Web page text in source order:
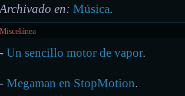
Archivado en: Música.
Miscelánea
-Un sencillo motor de vapor.
-Megaman en StopMotion.